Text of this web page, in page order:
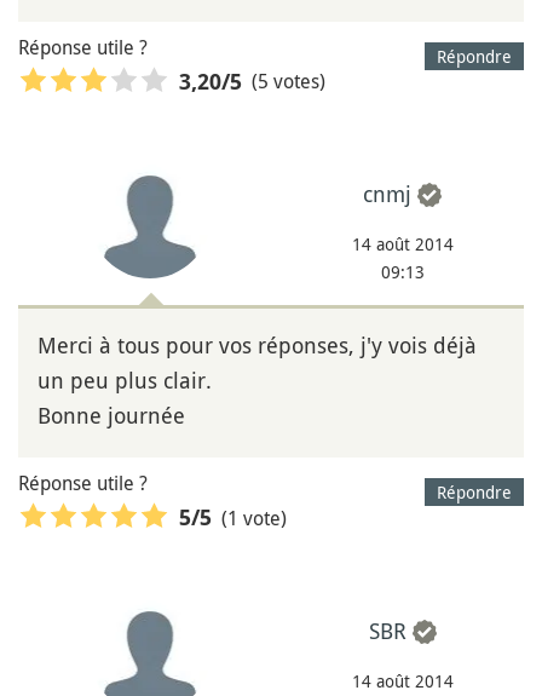
Répondre
Réponse utile ?
3,20/5 (5 votes)
cnmj
14 août 2014
09:13
Merci à tous pour vos réponses, j'y vois déjà
un peu plus clair.
Bonne journée
Répondre
Réponse utile ?
5/5 (1 vote)
SBR
14 août 2014